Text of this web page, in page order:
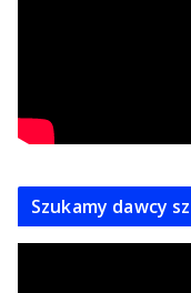
Szukamy dawcy